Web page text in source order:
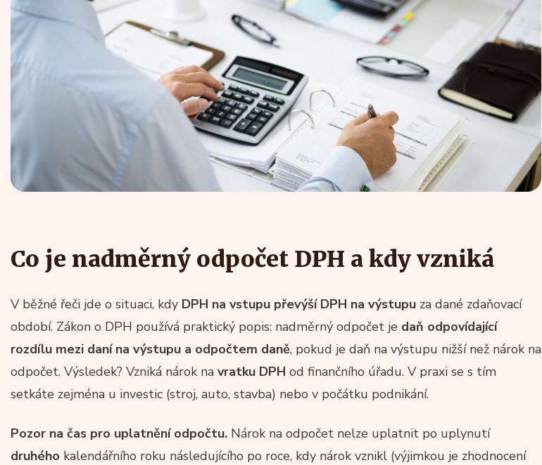
Co je nadměrný odpočet DPH a kdy vzniká
V běžné řeči jde o situaci, kdy DPH na vstupu převýší DPH na výstupu za dané zdaňovací
období. Zákon o DPH používá praktický popis: nadměrný odpočet je daň odpovídající
rozdílu mezi daní na výstupu a odpočtem daně, pokud je daň na výstupu nižší než nárok na
odpočet. Výsledek? Vzniká nárok na vratku DPH od finančního úřadu. V praxi se s tím
setkáte zejména u investic (stroj, auto, stavba) nebo v počátku podnikání.
Pozor na čas pro uplatnění odpočtu. Nárok na odpočet nelze uplatnit po uplynutí
druhého kalendářního roku následujícího po roce, kdy nárok vznikl (výjimkou je zhodnocení